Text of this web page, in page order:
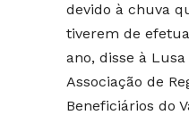
devido à chuva
tiverem de
ano, disse à
Associação de
Beneficiários do